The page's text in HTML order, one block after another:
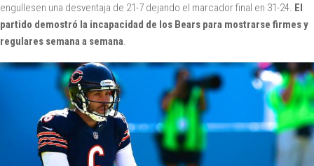
engullesen una desventaja de 21-7 dejando el marcador final en 31-24. El
partido demostró la incapacidad de los Bears para mostrarse firmes y
regulares semana a semana.